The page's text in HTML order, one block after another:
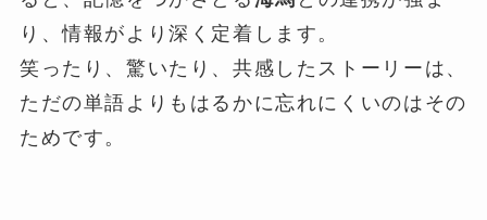
り、情報がより深く定着します。
笑ったり、驚いたり、共感したストーリーは、
ただの単語よりもはるかに忘れにくいのはその
ためです。